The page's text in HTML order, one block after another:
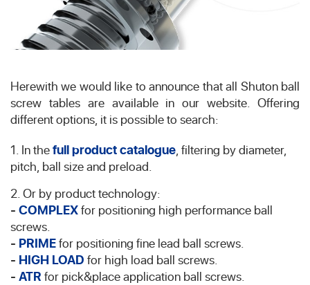
Herewith we would like to announce that all Shuton ball
screw tables are available in our website. Offering
different options, it is possible to search:
1. In thefull product catalogue, filtering by diameter,
pitch, ball size and preload.
2. Or by product technology:
- COMPLEXfor positioning high performance ball
screws.
- PRIMEfor positioning fine lead ball screws.
- HIGH LOAD for high load ball screws.
- ATR for pick&place application ball screws.